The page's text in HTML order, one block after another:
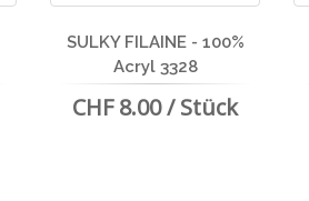
SULKY FILAINE - 100%
Acryl 3328
CHF 8.00 / Stück